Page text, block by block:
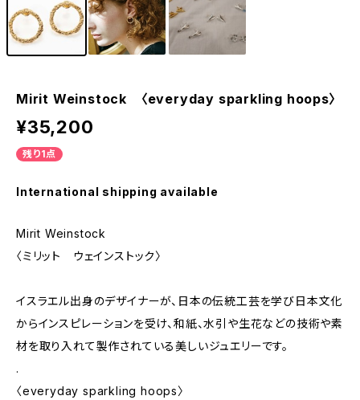
Mirit Weinstock 〈everyday sparkling hoops〉
¥35,200
残り1点
International shipping available
Mirit Weinstock
〈ミリット ウェインストック〉
イスラエル出身のデザイナーが、日本の伝統工芸を学び日本文化
からインスピレーションを受け、和紙、水引や生花などの技術や素
材を取り入れて製作されている美しいジュエリーです。
.
〈everyday sparkling hoops〉